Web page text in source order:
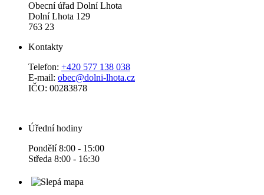
Obecní úřad Dolní Lhota
Dolní Lhota 129
763 23
Kontakty
Telefon: +420 577 138 038
E-mail: obec@dolni-lhota.cz
IČO: 00283878
Úřední hodiny
Pondělí 8:00 - 15:00
Středa 8:00 - 16:30